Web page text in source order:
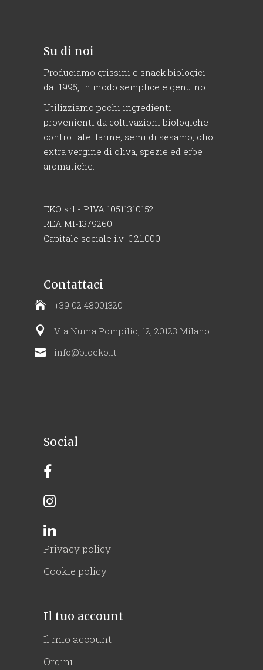
Su di noi
Produciamo grissini e snack biologici
dal 1995, in modo semplice e genuino.
Utilizziamo pochi ingredienti
provenienti da coltivazioni biologiche
controllate: farine, semi di sesamo, olio
extra vergine di oliva, spezie ed erbe
aromatiche.
EKO srl - P.IVA 10511310152
REA MI-1379260
Capitale sociale i.v. € 21.000
Contattaci
+39 02 48001320
Via Numa Pompilio, 12, 20123 Milano
info@bioeko.it
Social
Privacy policy
Cookie policy
Il tuo account
Il mio account
Ordini